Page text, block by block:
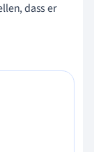
dass er